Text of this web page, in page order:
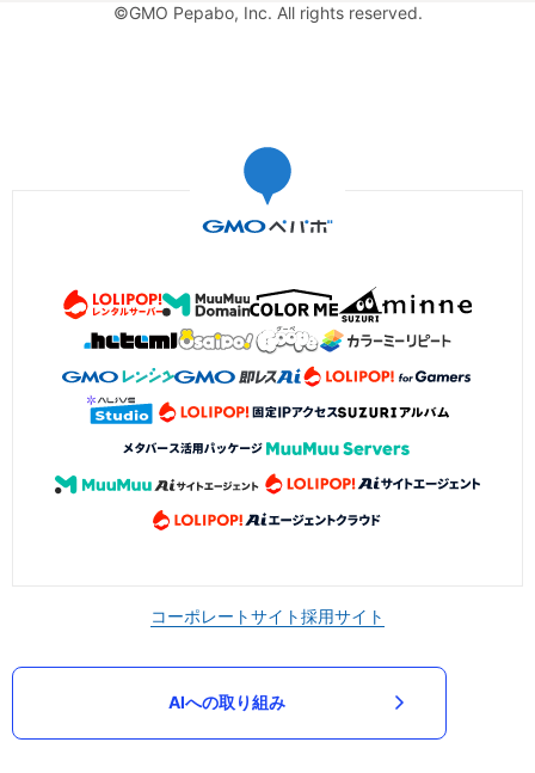
©GMO Pepabo, Inc. All rights reserved.
コーポレートサイト採用サイト
AIへの取り組み